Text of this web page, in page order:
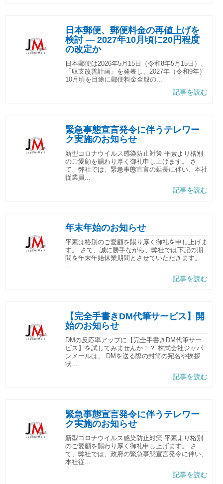
日本郵便、郵便料金の再値上げを
検討 ― 2027年10月頃に20円程度
の改定か
日本郵便は2026年5月15日（令和8年5月15日）、
「収支改善計画」を発表し、2027年（令和9年）
10月頃を目途に郵便料金全般の...
記事を読む
緊急事態宣言発令に伴うテレワー
ク実施のお知らせ
新型コロナウイルス感染防止対策 平素より格別
のご愛顧を賜わり厚く御礼申し上げます。 さ
て、弊社では、緊急事態宣言の延長に伴い、本社
従業員...
記事を読む
年末年始のお知らせ
平素は格別のご愛顧を賜り厚く御礼を申し上げま
す。 さて、誠に勝手ながら、弊社では下記の期
間を年末年始休業期間とさせていただきます。
...
記事を読む
【完全手書きDM代筆サービス】開
始のお知らせ
DMの反応率アップに【完全手書きDM代筆サー
ビス】を試してみませんか！？ 株式会社ジャパ
ンメールは、 DMを送る際の封筒の宛名や挨拶
状...
記事を読む
緊急事態宣言発令に伴うテレワー
ク実施のお知らせ
新型コロナウイルス感染防止対策 平素より格別
のご愛顧を賜わり厚く御礼申し上げます。 さ
て、弊社では、政府の緊急事態宣言発令に伴い、
本社従...
記事を読む